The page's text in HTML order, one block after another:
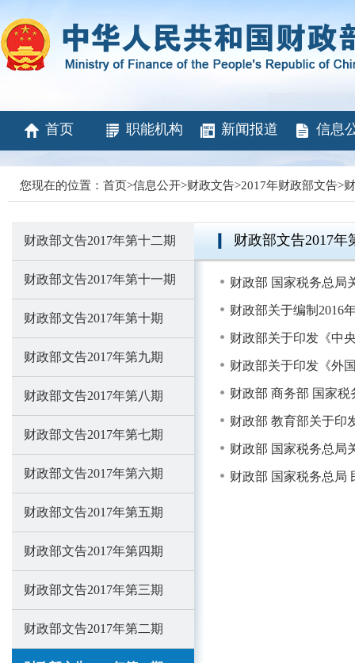
首页 职能机构 新闻报道 信息
您现在的位置： 首页>信息公开>财政文告>2017年财政部文告>
财政部文告2017年第十二期
财政部文告2017年第十一期
财政部文告2017年第十期
财政部文告2017年第九期
财政部文告2017年第八期
财政部文告2017年第七期
财政部文告2017年第六期
财政部文告2017年第五期
财政部文告2017年第四期
财政部文告2017年第三期
财政部文告2017年第二期
财政部文告2017年
财政部 国家税务总局
财政部关于编制2016
财政部关于印发《中
财政部关于印发《外
财政部 商务部 国家
财政部 教育部关于印
财政部 国家税务总局
财政部 国家税务总局